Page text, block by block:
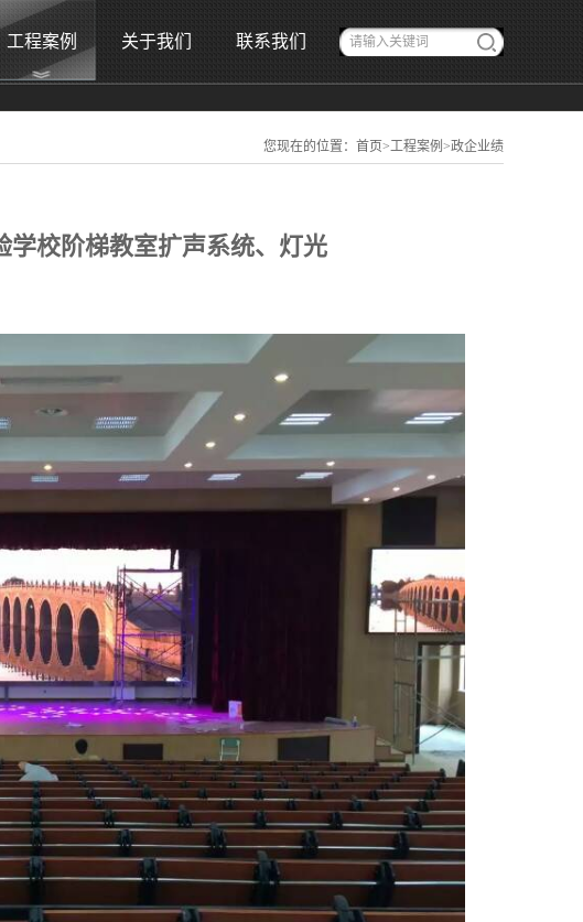
工程案例 关于我们 联系我们
您现在的位置： 首页>工程案例 >政企业绩
学校阶梯教室扩声系统、灯光